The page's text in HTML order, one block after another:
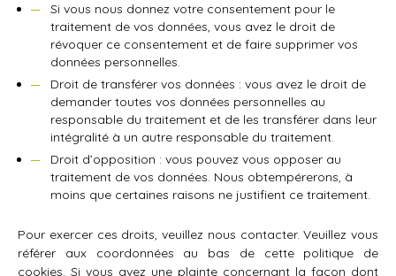
Si vous nous donnez votre consentement pour le
traitement de vos données, vous avez le droit de
révoquer ce consentement et de faire supprimer vos
données personnelles.
Droit de transférer vos données : vous avez le droit de
demander toutes vos données personnelles au
responsable du traitement et de les transférer dans leur
intégralité à un autre responsable du traitement.
Droit d’opposition : vous pouvez vous opposer au
traitement de vos données. Nous obtempérerons, à
moins que certaines raisons ne justifient ce traitement.
Pour exercer ces droits, veuillez nous contacter. Veuillez vous
référer aux coordonnées au bas de cette politique de
cookies. Si vous avez une plainte concernant la façon dont